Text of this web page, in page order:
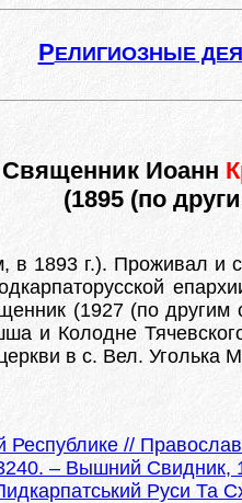
РЕЛИГИОЗНЫЕ
Священник Иоанн
(1895 (по
в 1893 г.). Проживал и
(1927 (по другим
и Колодне
в с. Вел. Уголька
//
– Вышний Свидник,
Руси Та